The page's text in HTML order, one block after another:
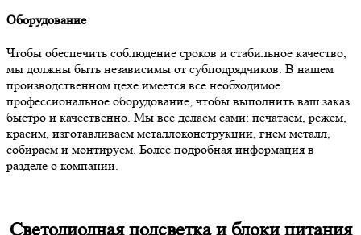
Оборудование
Чтобы обеспечить соблюдение сроков и стабильное качество,
мы должны быть независимы от субподрядчиков. В нашем
производственном цехе имеется все необходимое
профессиональное оборудование, чтобы выполнить ваш заказ
быстро и качественно. Мы все делаем сами: печатаем, режем,
красим, изготавливаем металлоконструкции, гнем металл,
собираем и монтируем. Более подробная информация в
разделе о компании.
Светодиодная подсветка и блоки питания